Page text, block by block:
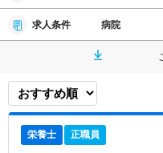
求人条件 病院
栄養士 正職員